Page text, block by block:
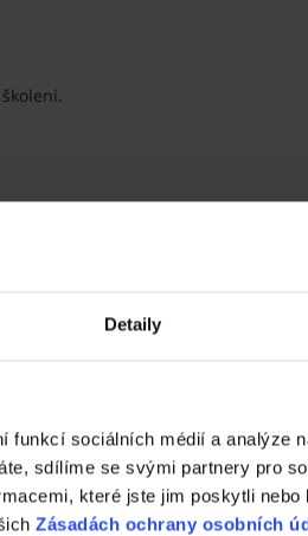
Detaily
funkcí sociálních médií a analýze
sdílíme se svými partnery pro
které jste jim poskytli
Zásadách ochrany osobních